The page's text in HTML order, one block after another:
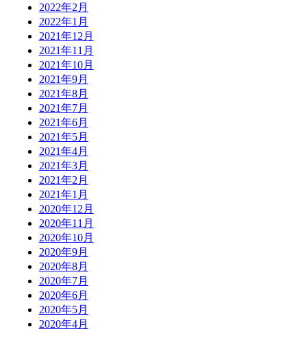
2022年2月
2022年1月
2021年12月
2021年11月
2021年10月
2021年9月
2021年8月
2021年7月
2021年6月
2021年5月
2021年4月
2021年3月
2021年2月
2021年1月
2020年12月
2020年11月
2020年10月
2020年9月
2020年8月
2020年7月
2020年6月
2020年5月
2020年4月